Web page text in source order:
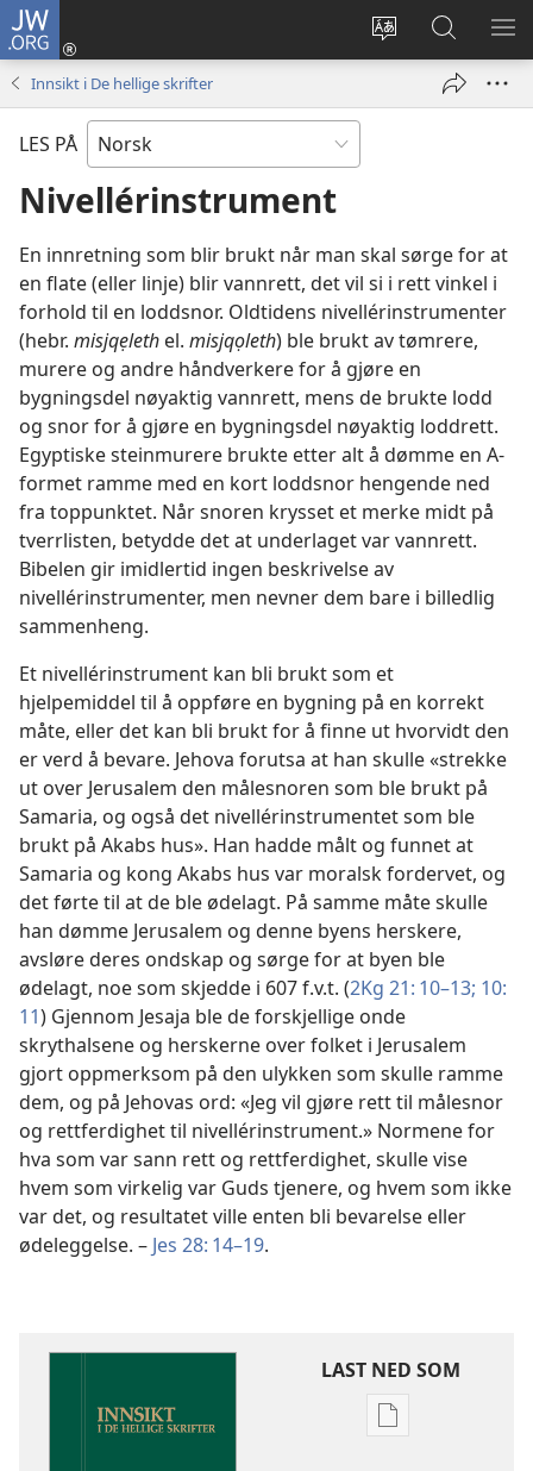
JW.ORG
Endre
Logg
inn
vindu)
Søk
på
JW.ORG
VIS
Innsikt i De hellige skrifter
LES PÅ
Nivellérinstrument
En innretning som blir brukt når man skal sørge for at
en flate (eller linje) blir vannrett, det vil si i rett vinkel i
forhold til en loddsnor. Oldtidens nivellérinstrumenter
(hebr. misjqẹleth el. misjqọleth) ble brukt av tømrere,
murere og andre håndverkere for å gjøre en
bygningsdel nøyaktig vannrett, mens de brukte lodd
og snor for å gjøre en bygningsdel nøyaktig loddrett.
Egyptiske steinmurere brukte etter alt å dømme en A-
formet ramme med en kort loddsnor hengende ned
fra toppunktet. Når snoren krysset et merke midt på
tverrlisten, betydde det at underlaget var vannrett.
Bibelen gir imidlertid ingen beskrivelse av
nivellérinstrumenter, men nevner dem bare i billedlig
sammenheng.
Et nivellérinstrument kan bli brukt som et
hjelpemiddel til å oppføre en bygning på en korrekt
måte, eller det kan bli brukt for å finne ut hvorvidt den
er verd å bevare. Jehova forutsa at han skulle «strekke
ut over Jerusalem den målesnoren som ble brukt på
Samaria, og også det nivellérinstrumentet som ble
brukt på Akabs hus». Han hadde målt og funnet at
Samaria og kong Akabs hus var moralsk fordervet, og
det førte til at de ble ødelagt. På samme måte skulle
han dømme Jerusalem og denne byens herskere,
avsløre deres ondskap og sørge for at byen ble
ødelagt, noe som skjedde i 607 f.v.t. (2Kg 21: 10–13; 10:
11) Gjennom Jesaja ble de forskjellige onde
skrythalsene og herskerne over folket i Jerusalem
gjort oppmerksom på den ulykken som skulle ramme
dem, og på Jehovas ord: «Jeg vil gjøre rett til målesnor
og rettferdighet til nivellérinstrument.» Normene for
hva som var sann rett og rettferdighet, skulle vise
hvem som virkelig var Guds tjenere, og hvem som ikke
var det, og resultatet ville enten bli bevarelse eller
ødeleggelse. – Jes 28: 14–19.
LAST NED SOM